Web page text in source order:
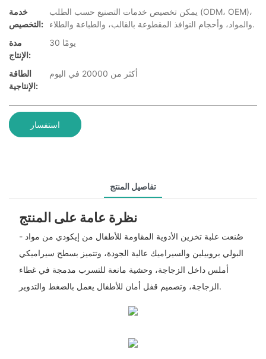
خدمة
التخصيص:
يمكن تخصيص خدمات التصنيع حسب الطلب (ODM، OEM)،
والمواد، وأحجام النوافذ المقطوعة بالقالب، والطباعة والطلاء.
مدة
الإنتاج:
30 يومًا
الطاقة
الإنتاجية:
أكثر من 20000 في اليوم
استفسار
تفاصيل المنتج
نظرة عامة على المنتج
- صُنعت علبة تخزين الأدوية المقاومة للأطفال من إيكودي من مواد
البولي بروبيلين والسيراميك عالية الجودة، وتتميز بسطح سيراميكي
أملس داخل الزجاجة، وحشية مانعة للتسرب مدمجة في غطاء
الزجاجة، وتصميم قفل أمان للأطفال يعمل بالضغط والتدوير.